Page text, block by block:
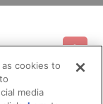
5月上旬頃に決済
処理を実施いたし
ジー）」を選択時
シー
cookies to
media